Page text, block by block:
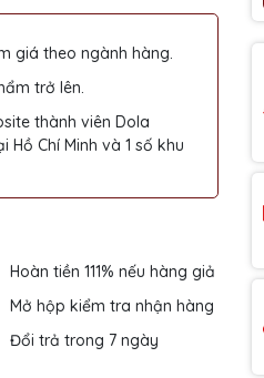
giá theo ngành hàng.
trở lên.
thành viên Dola
Chí Minh và 1 số khu
Hoàn tiền 111% nếu hàng giả
Mở hộp kiểm tra nhận hàng
Đổi trả trong 7 ngày